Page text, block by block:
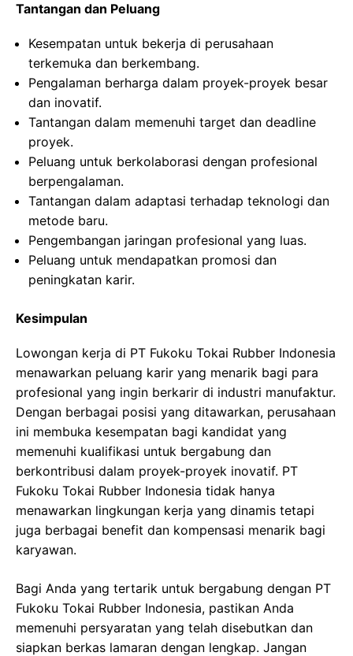
Tantangan dan Peluang
Kesempatan untuk bekerja di perusahaan
terkemuka dan berkembang.
Pengalaman berharga dalam proyek-proyek besar
dan inovatif.
Tantangan dalam memenuhi target dan deadline
proyek.
Peluang untuk berkolaborasi dengan profesional
berpengalaman.
Tantangan dalam adaptasi terhadap teknologi dan
metode baru.
Pengembangan jaringan profesional yang luas.
Peluang untuk mendapatkan promosi dan
peningkatan karir.
Kesimpulan
Lowongan kerja di PT Fukoku Tokai Rubber Indonesia
menawarkan peluang karir yang menarik bagi para
profesional yang ingin berkarir di industri manufaktur.
Dengan berbagai posisi yang ditawarkan, perusahaan
ini membuka kesempatan bagi kandidat yang
memenuhi kualifikasi untuk bergabung dan
berkontribusi dalam proyek-proyek inovatif. PT
Fukoku Tokai Rubber Indonesia tidak hanya
menawarkan lingkungan kerja yang dinamis tetapi
juga berbagai benefit dan kompensasi menarik bagi
karyawan.
Bagi Anda yang tertarik untuk bergabung dengan PT
Fukoku Tokai Rubber Indonesia, pastikan Anda
memenuhi persyaratan yang telah disebutkan dan
siapkan berkas lamaran dengan lengkap. Jangan